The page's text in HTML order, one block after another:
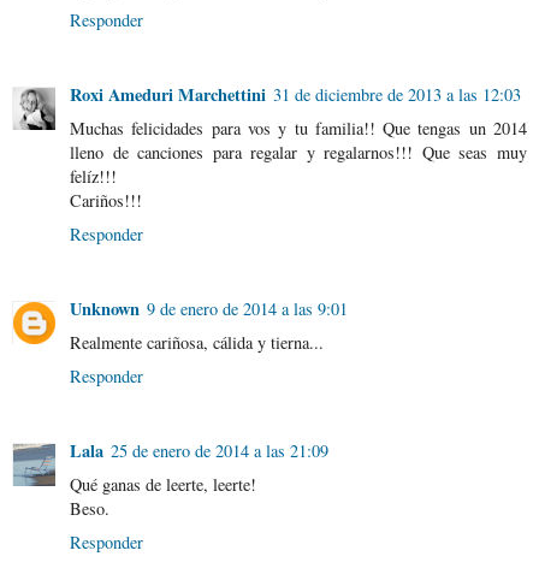
Responder
Roxi Ameduri Marchettini 31 de diciembre de 2013 a las 12:03
Muchas felicidades para vos y tu familia!! Que tengas un 2014
lleno de canciones para regalar y regalarnos!!! Que seas muy
felíz!!!
Cariños!!!
Responder
Unknown 9 de enero de 2014 a las 9:01
Realmente cariñosa, cálida y tierna...
Responder
Lala 25 de enero de 2014 a las 21:09
Qué ganas de leerte, leerte!
Beso.
Responder